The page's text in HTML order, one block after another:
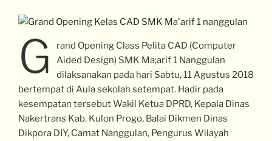
G
rand Opening Class Pelita CAD (Computer
Aided Design) SMK Ma;arif 1 Nanggulan
dilaksanakan pada hari Sabtu, 11 Agustus 2018
bertempat di Aula sekolah setempat. Hadir pada
kesempatan tersebut Wakil Ketua DPRD, Kepala Dinas
Nakertrans Kab. Kulon Progo, Balai Dikmen Dinas
Dikpora DIY, Camat Nanggulan, Pengurus Wilayah